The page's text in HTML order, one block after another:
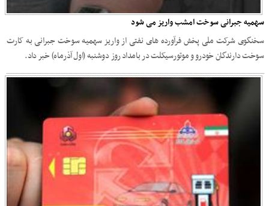
سهمیه جبرانی سوخت امشب واریز می شود
سخنگوی شرکت ملی پخش فرآورده های نفتی از واریز سهمیه سوخت جبرانی به کارت
سوخت دارندگان خودرو و موتورسیکلت در بامداد روز دوشنبه (اول آذرماه) خبر داد.